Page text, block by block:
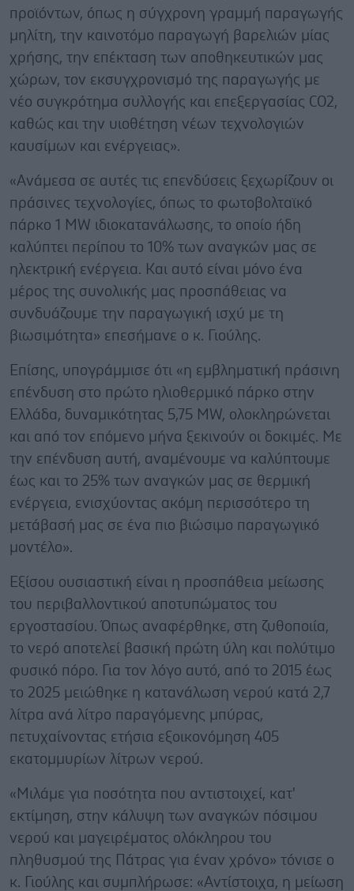
προϊόντων, όπως η σύγχρονη γραμμή παραγωγής
μηλίτη, την καινοτόμο παραγωγή βαρελιών μίας
χρήσης, την επέκταση των αποθηκευτικών μας
χώρων, τον εκσυγχρονισμό της παραγωγής με
νέο συγκρότημα συλλογής και επεξεργασίας CO2,
καθώς και την υιοθέτηση νέων τεχνολογιών
καυσίμων και ενέργειας».
«Ανάμεσα σε αυτές τις επενδύσεις ξεχωρίζουν οι
πράσινες τεχνολογίες, όπως το φωτοβολταϊκό
πάρκο 1 MW ιδιοκατανάλωσης, το οποίο ήδη
καλύπτει περίπου το 10% των αναγκών μας σε
ηλεκτρική ενέργεια. Και αυτό είναι μόνο ένα
μέρος της συνολικής μας προσπάθειας να
συνδυάζουμε την παραγωγική ισχύ με τη
βιωσιμότητα» επεσήμανε ο κ. Γιούλης.
Επίσης, υπογράμμισε ότι «η εμβληματική πράσινη
επένδυση στο πρώτο ηλιοθερμικό πάρκο στην
Ελλάδα, δυναμικότητας 5,75 MW, ολοκληρώνεται
και από τον επόμενο μήνα ξεκινούν οι δοκιμές. Με
την επένδυση αυτή, αναμένουμε να καλύπτουμε
έως και το 25% των αναγκών μας σε θερμική
ενέργεια, ενισχύοντας ακόμη περισσότερο τη
μετάβασή μας σε ένα πιο βιώσιμο παραγωγικό
μοντέλο».
Εξίσου ουσιαστική είναι η προσπάθεια μείωσης
του περιβαλλοντικού αποτυπώματος του
εργοστασίου. Όπως αναφέρθηκε, στη ζυθοποιία,
το νερό αποτελεί βασική πρώτη ύλη και πολύτιμο
φυσικό πόρο. Για τον λόγο αυτό, από το 2015 έως
το 2025 μειώθηκε η κατανάλωση νερού κατά 2,7
λίτρα ανά λίτρο παραγόμενης μπύρας,
πετυχαίνοντας ετήσια εξοικονόμηση 405
εκατομμυρίων λίτρων νερού.
«Μιλάμε για ποσότητα που αντιστοιχεί, κατ'
εκτίμηση, στην κάλυψη των αναγκών πόσιμου
νερού και μαγειρέματος ολόκληρου του
πληθυσμού της Πάτρας για έναν χρόνο» τόνισε ο
κ. Γιούλης και συμπλήρωσε: «Αντίστοιχα, η μείωση